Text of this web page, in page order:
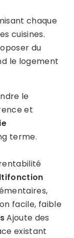
chaque
cuisines.
du
le logement
le
et
terme.
facile, faible
Ajoute des
existant